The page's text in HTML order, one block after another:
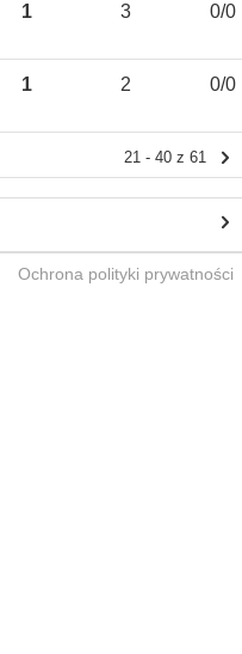
1 3 0/0
1 2 0/0
21 - 40 z 61
Ochrona polityki prywatności